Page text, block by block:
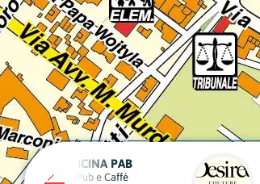
DESIRÉE
Abbigliamento e Accessori